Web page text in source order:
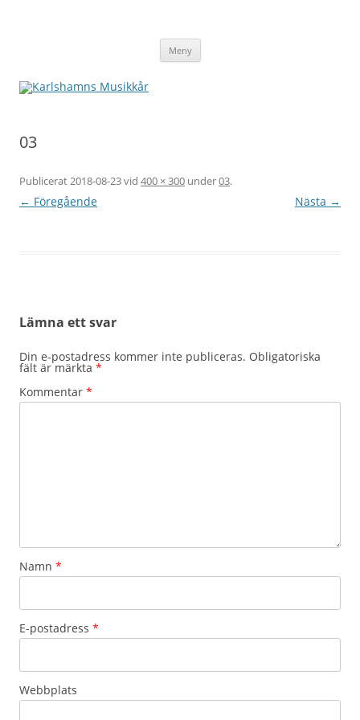
Meny Hoppa
innehåll
03
Publicerat2018-08-23vid 400 × 300 under03.
← Föregående Nästa →
Lämna ett svar
Din e-postadress kommer inte publiceras. Obligatoriska
fält är märkta *
Kommentar *
Namn *
E-postadress *
Webbplats